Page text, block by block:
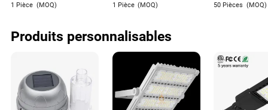
Atticus Buck est un écrivain chevronné dans l'industrie
politiques de retour des fournisseurs. Avec un sens
aigu du détail et une passion pour aider les
consommateurs à prendre des décisions éclairées,
Atticus fournit des analyses et des perspectives
précieuses dans le domaine des produits d'éclairage.
Encastré Modulaire Dali
Linéaire LED Sur Rail
Magnétique
1 Pièce (MOQ) 1 Pièce (MOQ) 50 Pièces (MOQ)
Produits personnalisables